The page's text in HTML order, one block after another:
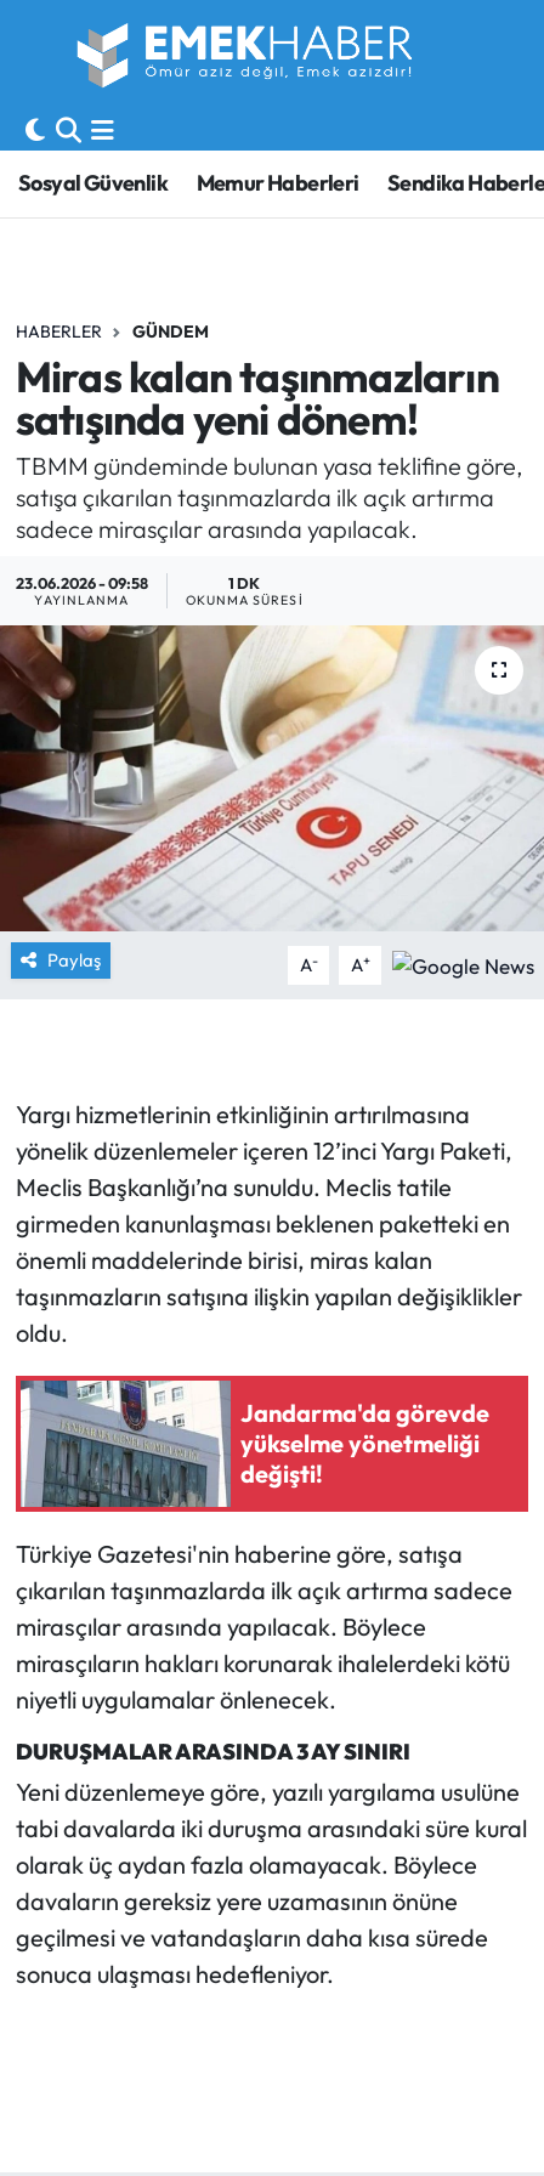
Sosyal Güvenlik Memur Haberleri Sendika
HABERLER GÜNDEM
Miras kalan taşınmazların
satışında yeni dönem!
TBMM gündeminde bulunan yasa teklifine göre,
satışa çıkarılan taşınmazlarda ilk açık artırma
sadece mirasçılar arasında yapılacak.
23.06.2026 - 09:58
YAYINLANMA
1 DK
OKUNMA SÜRESI
Paylaş A- A+
Yargı hizmetlerinin etkinliğinin artırılmasına
yönelik düzenlemeler içeren 12’inci Yargı Paketi,
Meclis Başkanlığı’na sunuldu. Meclis tatile
girmeden kanunlaşması beklenen paketteki en
önemli maddelerinde birisi, miras kalan
taşınmazların satışına ilişkin yapılan değişiklikler
oldu.
Jandarma'da görevde
yükselme yönetmeliği
değişti!
Türkiye Gazetesi'nin haberine göre, satışa
çıkarılan taşınmazlarda ilk açık artırma sadece
mirasçılar arasında yapılacak. Böylece
mirasçıların hakları korunarak ihalelerdeki kötü
niyetli uygulamalar önlenecek.
DURUŞMALAR ARASINDA 3 AY SINIRI
Yeni düzenlemeye göre, yazılı yargılama usulüne
tabi davalarda iki duruşma arasındaki süre kural
olarak üç aydan fazla olamayacak. Böylece
davaların gereksiz yere uzamasının önüne
geçilmesi ve vatandaşların daha kısa sürede
sonuca ulaşması hedefleniyor.
Sosyal Güvenlik
Sendika
SORU-CEVAP
Memur
Emekli
İşveren
İş Fırsatları
Yargı Kararları
Araştırma-Rapor
Hava Durumu
Trafik Durumu
Süper Lig Puan Durumu ve Fikstür
Son Dakika Haberleri
Haber Arşivi